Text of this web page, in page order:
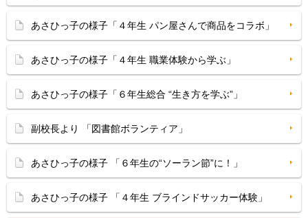
あさひっ子の様子「４年生 パン屋さんで商品をコラボ」
あさひっ子の様子「４年生 職業体験から学ぶ」
あさひっ子の様子「６年生総合 “生き方を学ぶ”」
副校長より 「図書館ボランティア」
あさひっ子の様子 「６年生の“ソーラン節”に！」
あさひっ子の様子 「４年生 ブラインドサッカー体験」